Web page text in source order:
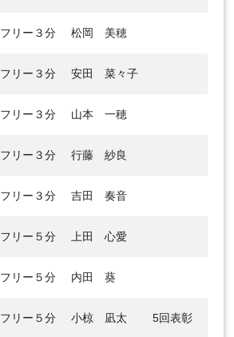
フリー３分 松岡 美穂
フリー３分 安田 菜々子
フリー３分 山本 一穂
フリー３分 行藤 紗良
フリー３分 吉田 奏音
フリー５分 上田 心愛
フリー５分 内田 葵
フリー５分 小椋 凪太 5回表彰